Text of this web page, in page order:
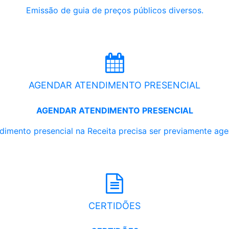
Emissão de guia de preços públicos diversos.
AGENDAR ATENDIMENTO PRESENCIAL
AGENDAR ATENDIMENTO PRESENCIAL
presencial na Receita precisa ser previamente
CERTIDÕES